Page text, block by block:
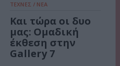
ΤΕΧΝΕΣ / ΝΕΑ
Και τώρα οι δυο
μας: Ομαδική
έκθεση στην
Gallery 7